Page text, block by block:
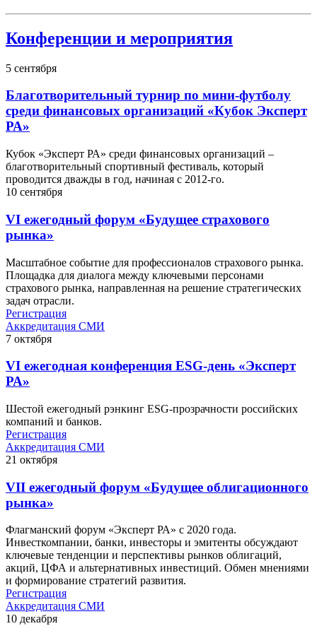
Конференции и мероприятия
5 сентября
Благотворительный турнир по мини-футболу
среди финансовых организаций «Кубок Эксперт
РА»
Кубок «Эксперт РА» среди финансовых организаций –
благотворительный спортивный фестиваль, который
проводится дважды в год, начиная с 2012-го.
10 сентября
VI ежегодный форум «Будущее страхового
рынка»
Масштабное событие для профессионалов страхового рынка.
Площадка для диалога между ключевыми персонами
страхового рынка, направленная на решение стратегических
задач отрасли.
Регистрация
Аккредитация СМИ
7 октября
VI ежегодная конференция ESG-день «Эксперт
РА»
Шестой ежегодный рэнкинг ESG-прозрачности российских
компаний и банков.
Регистрация
Аккредитация СМИ
21 октября
VII ежегодный форум «Будущее облигационного
рынка»
Флагманский форум «Эксперт РА» с 2020 года.
Инвесткомпании, банки, инвесторы и эмитенты обсуждают
ключевые тенденции и перспективы рынков облигаций,
акций, ЦФА и альтернативных инвестиций. Обмен мнениями
и формирование стратегий развития.
Регистрация
Аккредитация СМИ
10 декабря